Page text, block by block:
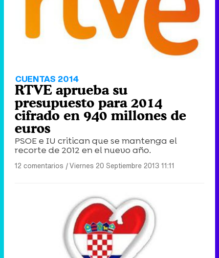
CUENTAS 2014
RTVE aprueba su
presupuesto para 2014
cifrado en 940 millones de
euros
PSOE e IU critican que se mantenga el
recorte de 2012 en el nuevo año.
12 comentarios |Viernes 20 Septiembre 2013 11:11